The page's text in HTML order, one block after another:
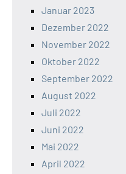
Januar 2023
Dezember 2022
November 2022
Oktober 2022
September 2022
August 2022
Juli 2022
Juni 2022
Mai 2022
April 2022